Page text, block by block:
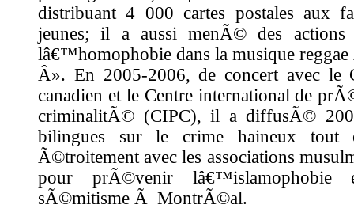
distribuant 4 000 cartes postales aux
jeunes; il a aussi menÃ© des actions
lâ€™homophobie dans la musique
Â». En 2005-2006, de concert avec le
canadien et le Centre international de
criminalitÃ© (CIPC), il a diffusÃ©
bilingues sur le crime haineux tout
Ã©troitement avec les associations
pour prÃ©venir lâ€™islamophobie
sÃ©mitisme Ã MontrÃ©al.